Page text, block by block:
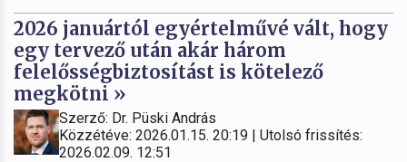
2026 januártól egyértelművé vált, hogy
egy tervező után akár három
felelősségbiztosítást is kötelező
megkötni »
Szerző: Dr. Püski András
Közzétéve: 2026.01.15. 20:19 | Utolsó frissítés:
2026.02.09. 12:51